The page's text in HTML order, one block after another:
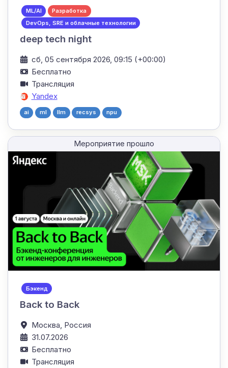
ML/AI
Разработка
DevOps, SRE и облачные технологии
deep tech night
сб, 05 сентября 2026, 09:15 (+00:00)
Бесплатно
Трансляция
Yandex
ai ml llm recsys npu
Мероприятие прошло
Бэкенд
Back to Back
Москва, Россия
31.07.2026
Бесплатно
Трансляция